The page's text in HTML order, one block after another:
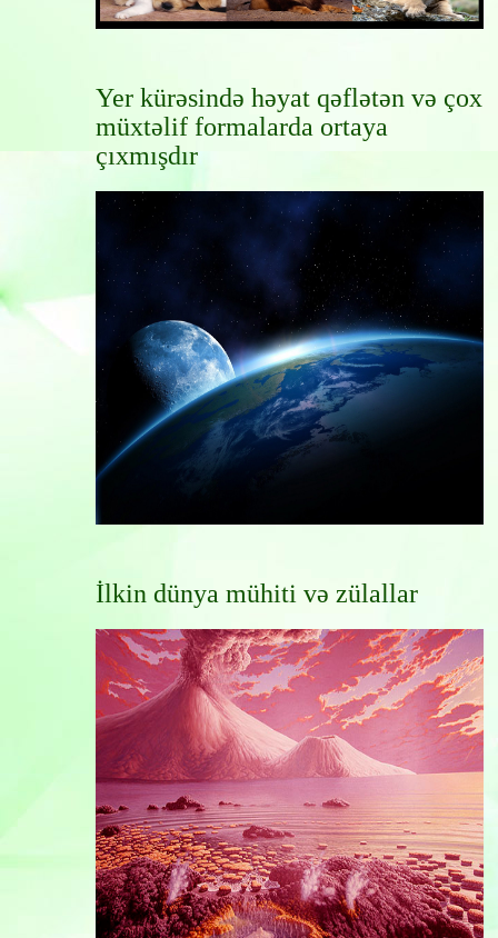
Yer kürəsində həyat qəflətən və çox
müxtəlif formalarda ortaya
çıxmışdır
İlkin dünya mühiti və zülallar